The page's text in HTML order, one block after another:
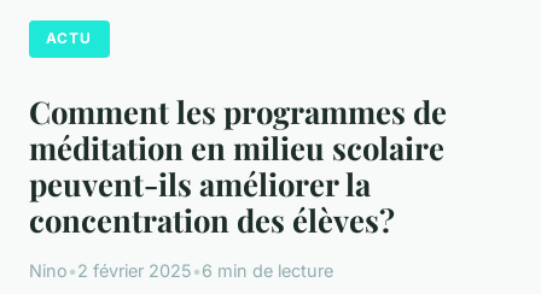
ACTU
Comment les programmes de
méditation en milieu scolaire
peuvent-ils améliorer la
concentration des élèves?
Nino•2 février 2025•6 min de lecture